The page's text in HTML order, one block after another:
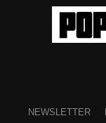
NEWSLETTER